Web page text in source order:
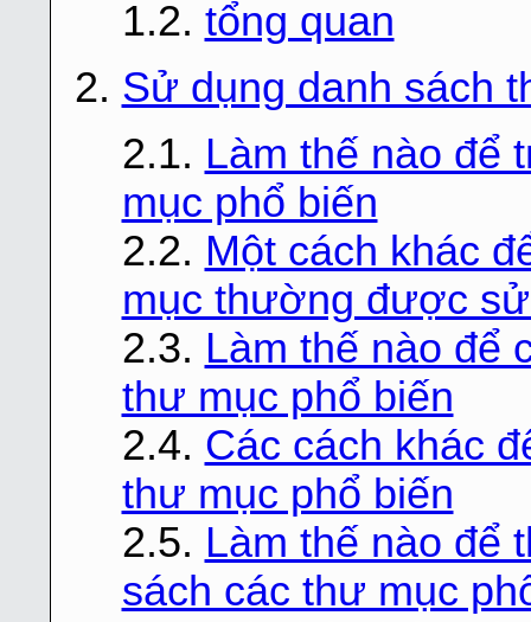
1.2. tổng quan
2. Sử dụng danh sách
2.1. Làm thế nào để
mục phổ biến
2.2. Một cách khác
mục thường được
2.3. Làm thế nào để
thư mục phổ biến
2.4. Các cách khác
thư mục phổ biến
2.5. Làm thế nào để
sách các thư mục